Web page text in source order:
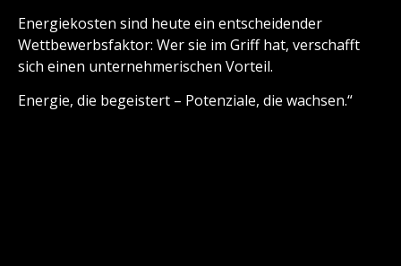
Energiekosten sind heute ein entscheidender
Wettbewerbsfaktor: Wer sie im Griff hat, verschafft
sich einen unternehmerischen Vorteil.
Energie, die begeistert – Potenziale, die wachsen.“